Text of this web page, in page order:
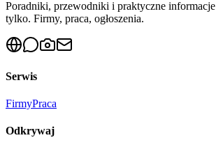
Poradniki, przewodniki i praktyczne
tylko. Firmy, praca, ogłoszenia.
Serwis
FirmyPraca
Odkrywaj